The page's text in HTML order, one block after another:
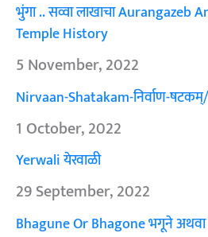
भुंगा .. सव्वा लाखाचा Aurangazeb
Temple History
5 November, 2022
Nirvaan-Shatakam-निर्वाण-षटकम्/
1 October, 2022
Yerwali येरवाळी
29 September, 2022
Bhagune Or Bhagone भगूने